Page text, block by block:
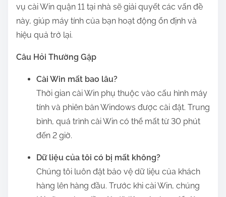
vụ cài Win quận 11 tại nhà sẽ giải quyết các vấn đề
này, giúp máy tính của bạn hoạt động ổn định và
hiệu quả trở lại.
Câu Hỏi Thường Gặp
Cài Win mất bao lâu?
Thời gian cài Win phụ thuộc vào cấu hình máy
tính và phiên bản Windows được cài đặt. Trung
bình, quá trình cài Win có thể mất từ 30 phút
đến 2 giờ.
Dữ liệu của tôi có bị mất không?
Chúng tôi luôn đặt bảo vệ dữ liệu của khách
hàng lên hàng đầu. Trước khi cài Win, chúng